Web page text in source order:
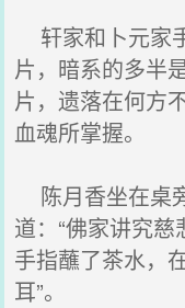
轩家和卜元家
片，暗系的多半
片，遗落在何方
血魂所掌握。
陈月香坐在桌
道：“佛家讲究
手指蘸了茶水，
耳”。